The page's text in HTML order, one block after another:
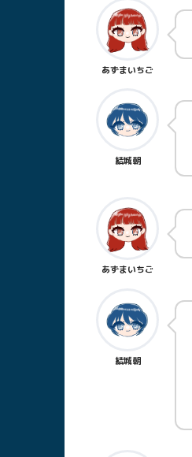
あずまいちご
結城朝
あずまいちご
結城朝